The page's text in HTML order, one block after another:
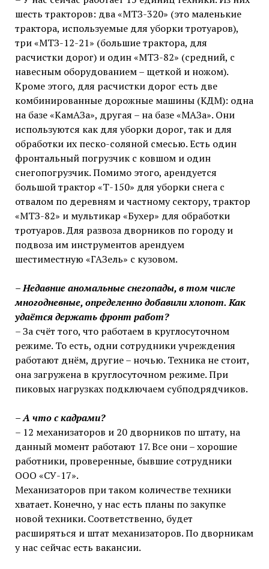
шесть тракторов: два «МТЗ-320» (это маленькие
трактора, используемые для уборки тротуаров),
три «МТЗ-12-21» (большие трактора, для
расчистки дорог) и один «МТЗ-82» (средний, с
навесным оборудованием – щеткой и ножом).
Кроме этого, для расчистки дорог есть две
комбинированные дорожные машины (КДМ): одна
на базе «КамАЗа», другая – на базе «МАЗа». Они
используются как для уборки дорог, так и для
обработки их песко-соляной смесью. Есть один
фронтальный погрузчик с ковшом и один
снегопогрузчик. Помимо этого, арендуется
большой трактор «Т-150» для уборки снега с
отвалом по деревням и частному сектору, трактор
«МТЗ-82» и мультикар «Бухер» для обработки
тротуаров. Для развоза дворников по городу и
подвоза им инструментов арендуем
шестиместную «ГАЗель» с кузовом.
– Недавние аномальные снегопады, в том числе
многодневные, определенно добавили хлопот. Как
удаётся держать фронт работ?
– За счёт того, что работаем в круглосуточном
режиме. То есть, одни сотрудники учреждения
работают днём, другие – ночью. Техника не стоит,
она загружена в круглосуточном режиме. При
пиковых нагрузках подключаем субподрядчиков.
– А что с кадрами?
– 12 механизаторов и 20 дворников по штату, на
данный момент работают 17. Все они – хорошие
работники, проверенные, бывшие сотрудники
ООО «СУ-17».
Механизаторов при таком количестве техники
хватает. Конечно, у нас есть планы по закупке
новой техники. Соответственно, будет
расширяться и штат механизаторов. По дворникам
у нас сейчас есть вакансии.